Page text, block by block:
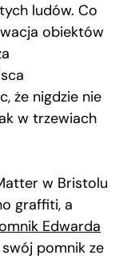
ludów. Co
obiektów
że nigdzie nie
w trzewiach
w Bristolu
graffiti, a
Edwarda
pomnik ze